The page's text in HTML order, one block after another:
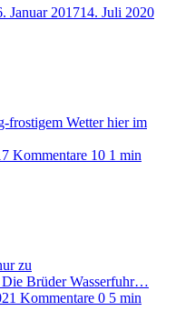
Januar 201714. Juli 2020
frostigem Wetter hier im
Kommentare 10 1 min
zu
Die Brüder Wasserfuhr…
Kommentare 0 5 min